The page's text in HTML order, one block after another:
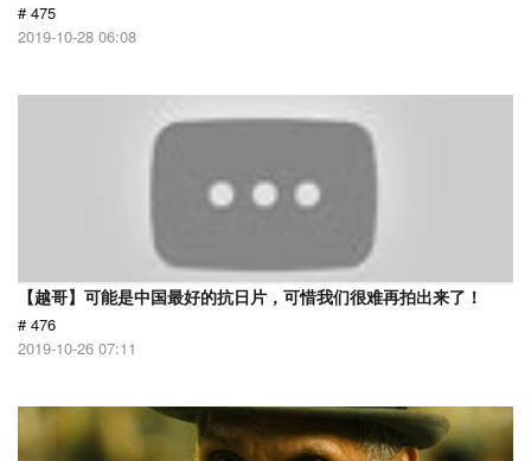
# 475
2019-10-28 06:08
【越哥】可能是中国最好的抗日片，可惜我们很难再拍出来了！
# 476
2019-10-26 07:11